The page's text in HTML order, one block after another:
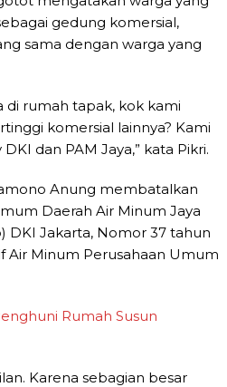
gedung komersial,
sama dengan warga yang
di rumah tapak, kok kami
komersial lainnya? Kami
dan PAM Jaya,” kata Pikri.
Anung membatalkan
Daerah Air Minum Jaya
DKI Jakarta, Nomor 37 tahun
Air Minum Perusahaan Umum
Rumah Susun
Karena sebagian besar